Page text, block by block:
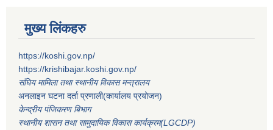
मुख्य लिंकहरु
https://koshi.gov.np/
https://krishibajar.koshi.gov.np/
संघिय मामिला तथा स्थानीय विकास मन्त्रालय
अनलाइन घटना दर्ता प्रणाली(कार्यालय प्रयोजन)
केन्द्रीय पंजिकरण बिभाग
स्थानीय शासन तथा सामुदायिक विकास कार्यक्रम(LGCDP)